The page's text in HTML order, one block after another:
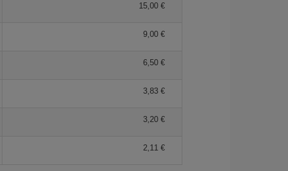
15,00
9,00
6,50
3,83
3,20
2,11